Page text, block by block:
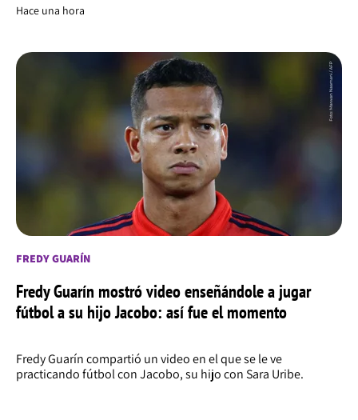
Hace una hora
FREDY GUARÍN
Fredy Guarín mostró video enseñándole a jugar
fútbol a su hijo Jacobo: así fue el momento
Fredy Guarín compartió un video en el que se le ve
practicando fútbol con Jacobo, su hijo con Sara Uribe.